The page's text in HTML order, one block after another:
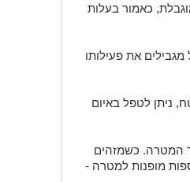
כאמור בעלות
מגבילים את פעילותו
ניתן לטפל באיום
המטרה. כשמזהים
מופנות למטרה -